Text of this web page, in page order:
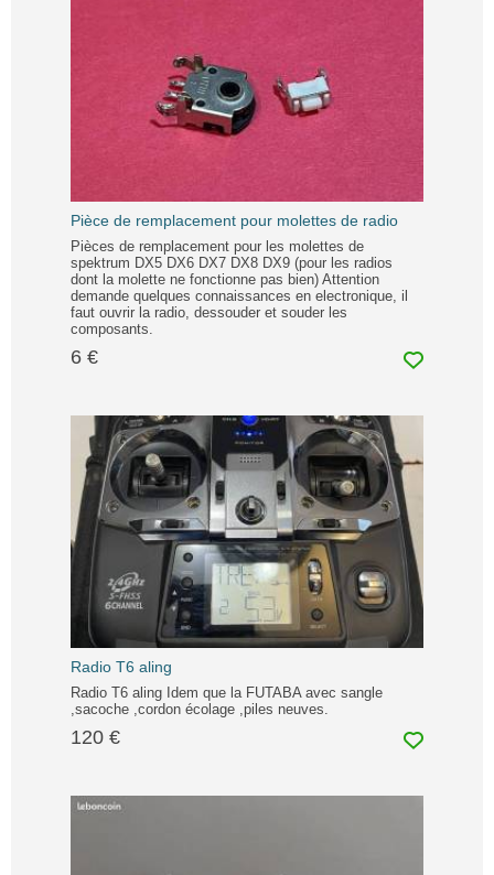
Pièce de remplacement pour molettes de radio
Pièces de remplacement pour les molettes de
spektrum DX5 DX6 DX7 DX8 DX9 (pour les radios
dont la molette ne fonctionne pas bien) Attention
demande quelques connaissances en electronique, il
faut ouvrir la radio, dessouder et souder les
composants.
6 €
Radio T6 aling
Radio T6 aling Idem que la FUTABA avec sangle
,sacoche ,cordon écolage ,piles neuves.
120 €